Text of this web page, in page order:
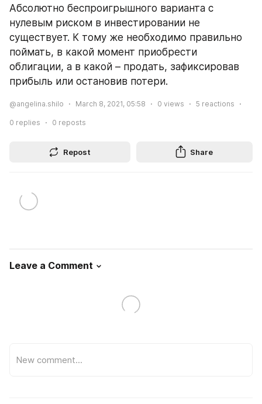
Абсолютно беспроигрышного варианта с
нулевым риском в инвестировании не
существует. К тому же необходимо правильно
поймать, в какой момент приобрести
облигации, а в какой – продать, зафиксировав
прибыль или остановив потери.
@angelina.shilo March 8, 2021, 05:58 0 views 5 reactions
0 replies 0 reposts
Repost Share
Leave a Comment